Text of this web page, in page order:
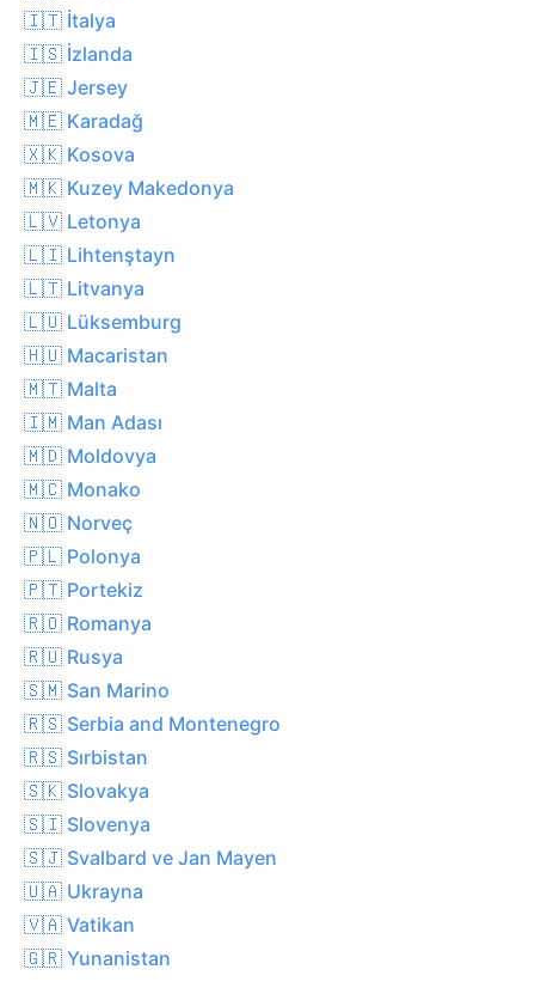
🇮🇹 İtalya
🇮🇸 İzlanda
🇯🇪 Jersey
🇲🇪 Karadağ
🇽🇰 Kosova
🇲🇰 Kuzey Makedonya
🇱🇻 Letonya
🇱🇮 Lihtenştayn
🇱🇹 Litvanya
🇱🇺 Lüksemburg
🇭🇺 Macaristan
🇲🇹 Malta
🇮🇲 Man Adası
🇲🇩 Moldovya
🇲🇨 Monako
🇳🇴 Norveç
🇵🇱 Polonya
🇵🇹 Portekiz
🇷🇴 Romanya
🇷🇺 Rusya
🇸🇲 San Marino
🇷🇸 Serbia and Montenegro
🇷🇸 Sırbistan
🇸🇰 Slovakya
🇸🇮 Slovenya
🇸🇯 Svalbard ve Jan Mayen
🇺🇦 Ukrayna
🇻🇦 Vatikan
🇬🇷 Yunanistan